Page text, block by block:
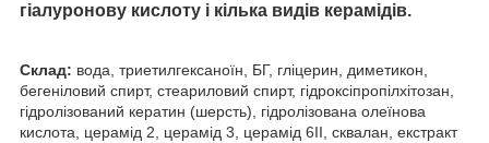
гіалуронову кислоту і кілька видів керамідів.
Склад: вода, триетилгексаноїн, БГ, гліцерин, диметикон,
бегеніловий спирт, стеариловий спирт, гідроксіпропілхітозан,
гідролізований кератин (шерсть), гідролізована олеїнова
кислота, церамід 2, церамід 3, церамід 6II, сквалан, екстракт